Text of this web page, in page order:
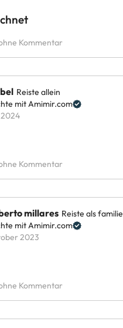
Kommentar
Reiste allein
mit Amimir.com
2024
Kommentar
millares Reiste als familie
mit Amimir.com
2023
Kommentar